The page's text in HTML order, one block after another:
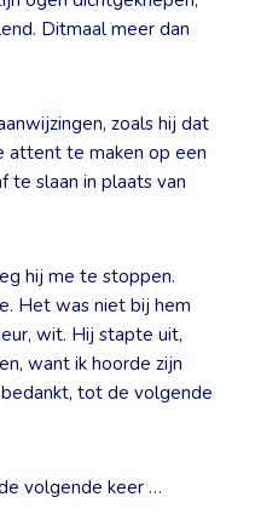
Ditmaal meer dan
zoals hij dat
attent te maken op een
te slaan in plaats van
hij me te stoppen.
Het was niet bij hem
wit. Hij stapte uit,
want ik hoorde zijn
tot de volgende
volgende keer …